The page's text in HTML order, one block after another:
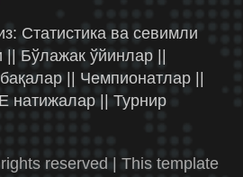
Статистика ва севимли
|| Бўлажак ўйинлар ||
|| Чемпионатлар ||
натижалар || Турнир
reserved | This template